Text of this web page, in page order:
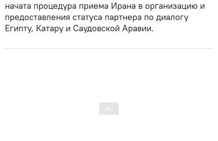
начата процедура приема Ирана в организацию и
предоставления статуса партнера по диалогу
Египту, Катару и Саудовской Аравии.